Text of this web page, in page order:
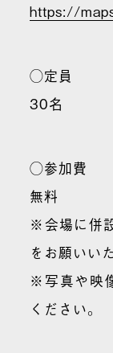
https://
◯定員
30名
◯参加費
無料
※会場に併
をお願いい
※写真や映
ください。